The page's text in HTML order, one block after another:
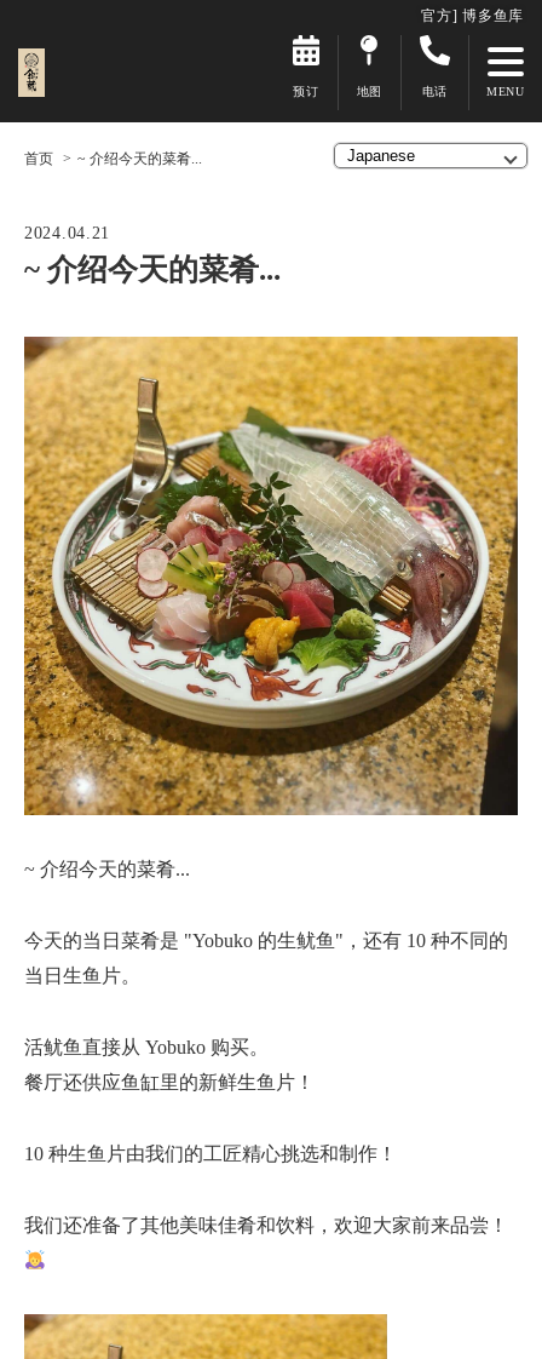
官方] 博多鱼库
预订 地图 电话
首页 ~ 介绍今天的菜肴...
2024.04.21
~ 介绍今天的菜肴...
~ 介绍今天的菜肴...
今天的当日菜肴是 "Yobuko 的生鱿鱼"，还有 10 种不同的
当日生鱼片。
活鱿鱼直接从 Yobuko 购买。
餐厅还供应鱼缸里的新鲜生鱼片！
10 种生鱼片由我们的工匠精心挑选和制作！
我们还准备了其他美味佳肴和饮料，欢迎大家前来品尝！